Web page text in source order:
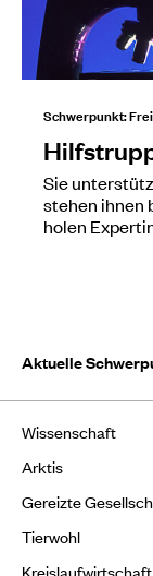
Schwerpunkt:
Sie
stehen ihnen
holen
Aktuelle
Wissenschaft
Arktis
Gereizte
Tierwohl
Kreislaufwirtschaft